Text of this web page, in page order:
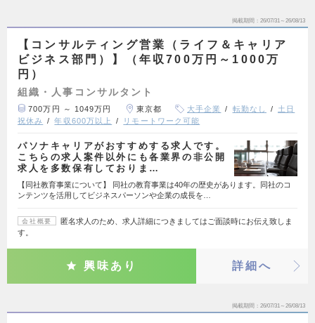
掲載期間 26/07/31～26/08/13
【コンサルティング営業（ライフ＆キャリア
ビジネス部門）】（年収700万円～1000万
円）
組織・人事コンサルタント
700万円 ～ 1049万円 東京都 大手企業 転勤なし
土日
祝休み
年収600万以上 リモートワーク可能
パソナキャリアがおすすめする求人です。
こちらの求人案件以外にも各業界の非公開
求人を多数保有しておりま…
【同社教育事業について】 同社の教育事業は40年の歴史があります。同社のコ
ンテンツを活用してビジネスパーソンや企業の成長を…
会社概要
匿名求人のため、求人詳細につきましてはご面談時にお伝え致しま
す。
興味あり 詳細へ
掲載期間 26/07/31～26/08/13